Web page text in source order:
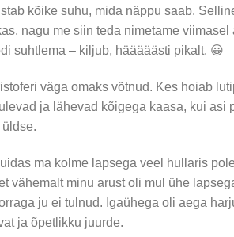
kõike suhu, mida näppu saab.
nagu me siin teda nimetame viimasel
suhtlema – kiljub, hääääästi pikalt. 😀
väga omaks võtnud. Kes hoiab
ja lähevad kõigega kaasa, kui asi
ma kolme lapsega veel hullaris
vähemalt minu arust oli mul ühe
ju ei tulnud. Igaühega oli aega
ja õpetlikku juurde.